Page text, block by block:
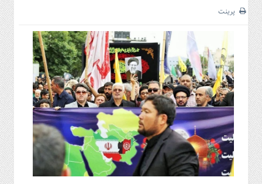
و
بورس
و
شهری
گاز
و
پتروشیمی
صنعت
و
خودرو
استارت
پرینت